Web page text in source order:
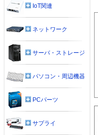
IoT関連
ネットワーク
サーバ・ストレージ
パソコン・周辺機器
PCパーツ
サプライ